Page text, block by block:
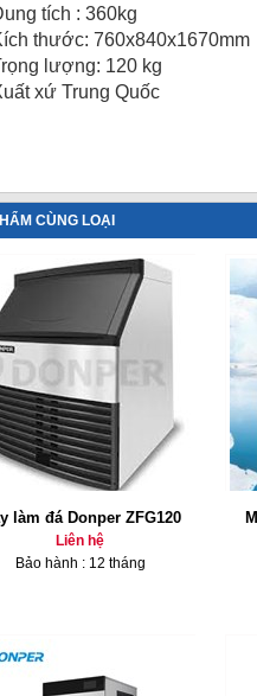
tích : 360kg
thước: 760x840x1670mm
lượng: 120 kg
xứ Trung Quốc
CÙNG LOẠI
làm đá Donper ZFG120
Liên hệ
Bảo hành : 12 tháng